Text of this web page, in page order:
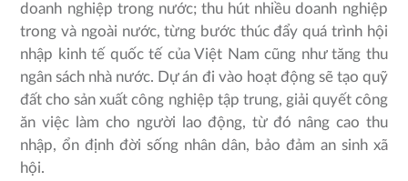
doanh nghiệp trong nước; thu hút nhiều doanh nghiệp
trong và ngoài nước, từng bước thúc đẩy quá trình hội
nhập kinh tế quốc tế của Việt Nam cũng như tăng thu
ngân sách nhà nước. Dự án đi vào hoạt động sẽ tạo quỹ
đất cho sản xuất công nghiệp tập trung, giải quyết công
ăn việc làm cho người lao động, từ đó nâng cao thu
nhập, ổn định đời sống nhân dân, bảo đảm an sinh xã
hội.